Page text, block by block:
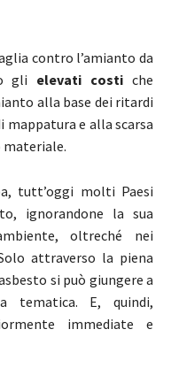
contro l’amianto da
gli elevati costiche
alla base dei ritardi
mappatura e alla scarsa
materiale.
tutt’oggi molti Paesi
ignorandone la sua
oltreché nei
attraverso la piena
si può giungere a
tematica. E, quindi,
immediate e